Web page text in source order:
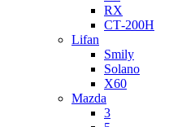
RX
СТ-200H
Lifan
Smily
Solano
X60
Mazda
3